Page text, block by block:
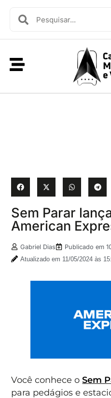
Sem Parar
American
Gabriel Dias Publicado em
Atualizado em 11/05/2024 às
Você conhece oSem
para pedágios e